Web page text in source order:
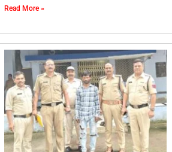
Read More »